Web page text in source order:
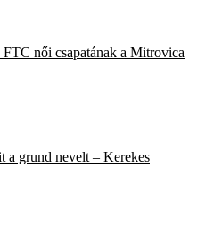
női csapatának a Mitrovica
a grund nevelt – Kerekes